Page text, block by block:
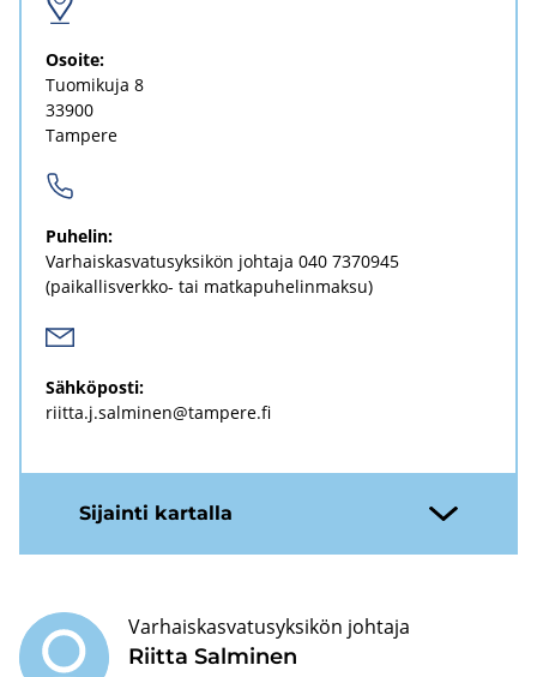
Osoi­te:
Tuo­mi­ku­ja 8
33900
Tam­pe­re
Pu­he­lin:
Var­hais­kas­va­tusyk­si­kön joh­ta­ja 040 7370945
(paikallisverkko-​ tai mat­ka­pu­he­lin­mak­su)
Säh­kö­pos­ti:
riit­ta.j.sal­mi­nen@tam­pe­re.fi
Si­jain­ti kar­tal­la
Riit­ta Sal­mi­nen
Varhaiskasvatusyksikön johtaja